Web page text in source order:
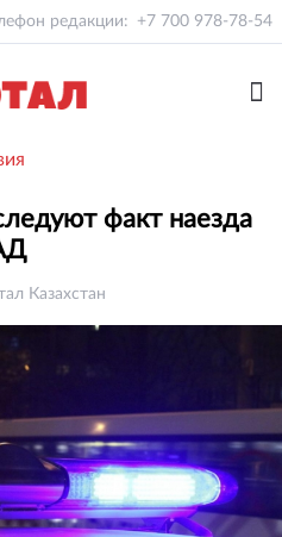
редакции: +7 700 978-78-54
факт наезда
Казахстан